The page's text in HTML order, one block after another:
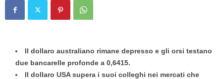
Il dollaro australiano rimane depresso e gli orsi testano
due bancarelle profonde a 0,6415.
Il dollaro USA supera i suoi colleghi nei mercati che